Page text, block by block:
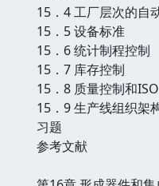
15．4 工厂层次的自
15．5 设备标准
15．6 统计制程控制
15．7 库存控制
15．8 质量控制和
15．9 生产线组织架
习题
参考文献